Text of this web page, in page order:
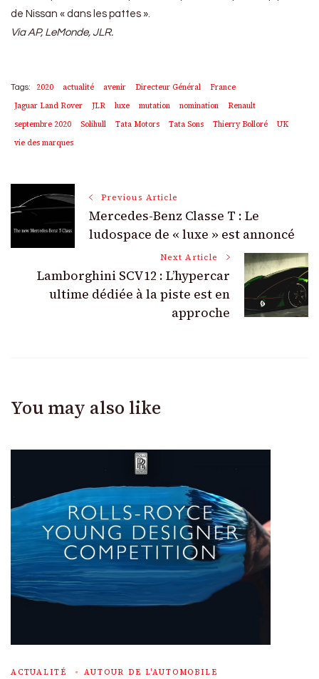
de Nissan « dans les pattes ».
Via AP, LeMonde, JLR.
Tags: 2020 actualité avenir Directeur Général
France
Jaguar Land Rover
JLR luxe mutation nomination
Renault
septembre 2020
Solihull Tata Motors Tata Sons Thierry Bolloré
UK
vie des marques
Post
Navigation
Previous Article
Mercedes-Benz Classe T : Le
ludospace de « luxe » est annoncé
Next Article
Lamborghini SCV12 : L’hypercar
ultime dédiée à la piste est en
approche
You may also like
ACTUALITÉ
AUTOUR DE L'AUTOMOBILE